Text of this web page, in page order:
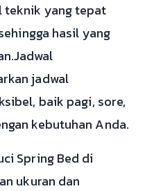
teknik yang tepat
hasil yang
jadwal
baik pagi, sore,
kebutuhan Anda.
Spring Bed di
ukuran dan